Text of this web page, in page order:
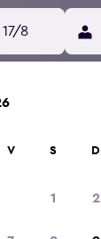
17/8
V S D
1 2